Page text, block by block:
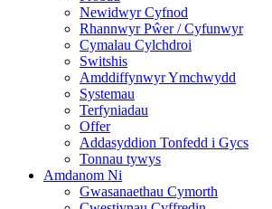
Newidwyr Cyfnod
Rhannwyr Pŵer / Cyfunwyr
Cymalau Cylchdroi
Switshis
Amddiffynwyr Ymchwydd
Systemau
Terfyniadau
Offer
Addasyddion Tonfedd i Gycs
Tonnau tywys
Amdanom Ni
Gwasanaethau Cymorth